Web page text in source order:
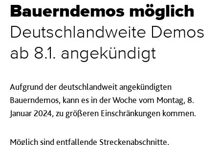
Bauerndemos möglich
Deutschlandweite Demos
ab 8.1. angekündigt
Aufgrund der deutschlandweit angekündigten
Bauerndemos, kann es in der Woche vom Montag, 8.
Januar 2024, zu größeren Einschränkungen kommen.
Möglich sind entfallende Streckenabschnitte,